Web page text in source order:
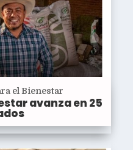
el Bienestar
avanza en 25